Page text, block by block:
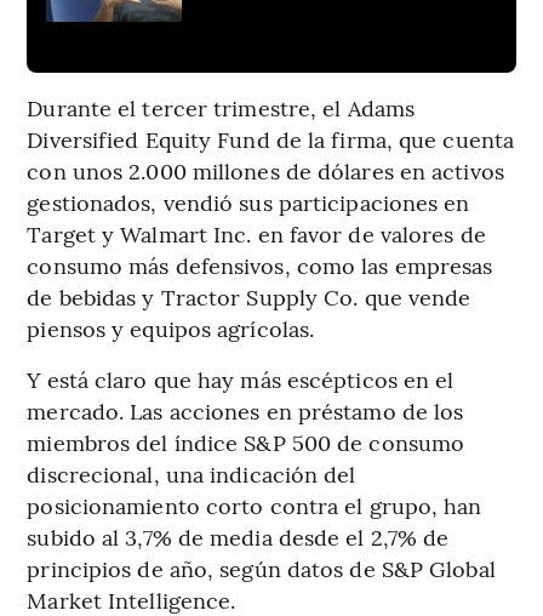
Durante el tercer trimestre, el Adams
Diversified Equity Fund de la firma, que cuenta
con unos 2.000 millones de dólares en activos
gestionados, vendió sus participaciones en
Target y Walmart Inc. en favor de valores de
consumo más defensivos, como las empresas
de bebidas y Tractor Supply Co. que vende
piensos y equipos agrícolas.
Y está claro que hay más escépticos en el
mercado. Las acciones en préstamo de los
miembros del índice S&P 500 de consumo
discrecional, una indicación del
posicionamiento corto contra el grupo, han
subido al 3,7% de media desde el 2,7% de
principios de año, según datos de S&P Global
Market Intelligence.